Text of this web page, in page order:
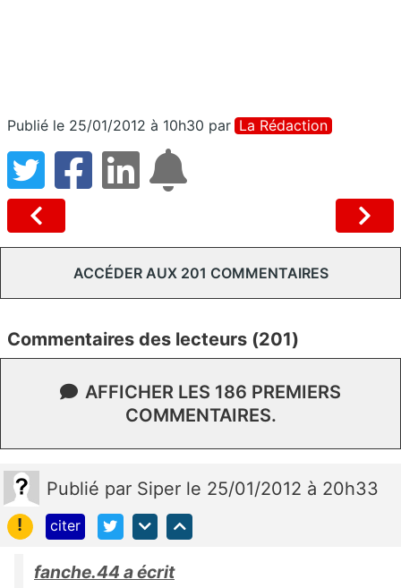
Publié le 25/01/2012 à 10h30 par La Rédaction
ACCÉDER AUX 201 COMMENTAIRES
Commentaires des lecteurs (201)
AFFICHER LES 186 PREMIERS
COMMENTAIRES.
Publié par Siper le 25/01/2012 à 20h33
!
citer
fanche.44 a écrit